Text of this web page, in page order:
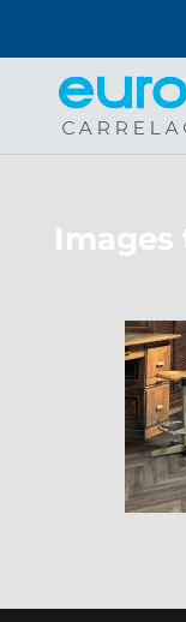
Images